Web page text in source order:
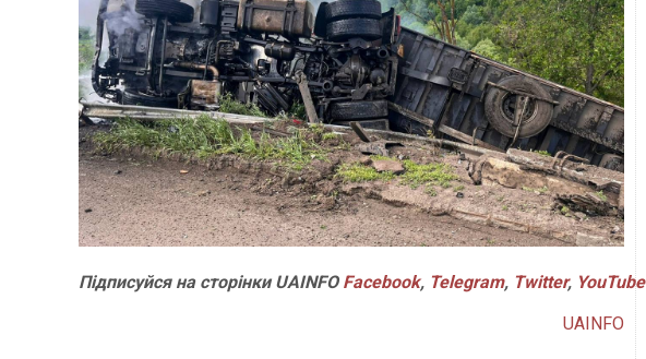
ПідписуйсянасторінкиUAINFO Facebook, Telegram, Twitter, YouTube
UAINFO